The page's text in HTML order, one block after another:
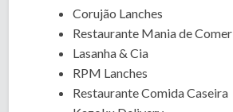
Corujão Lanches
Restaurante Mania de Comer
Lasanha & Cia
RPM Lanches
Restaurante Comida Caseira